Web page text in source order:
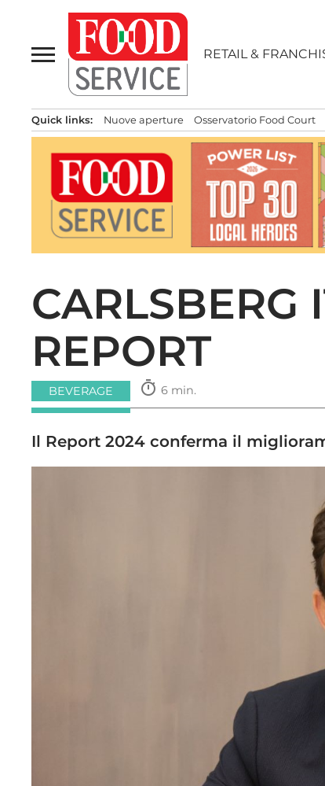
contenuto
RETAIL &
Quick links: Nuove aperture Osservatorio Food Court
CARLSBERG
REPORT
BEVERAGE timer 6 min.
Il Report 2024 conferma il